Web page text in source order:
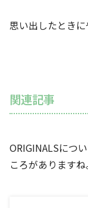
思い出したときに
関連記事
ORIGINALSにつ
ころがありますね